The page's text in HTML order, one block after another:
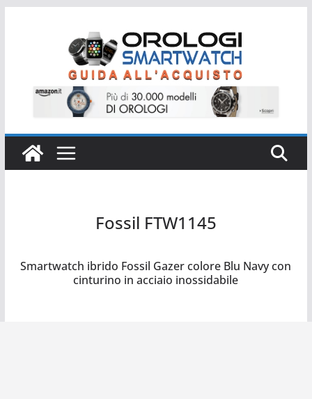
Fossil FTW1145
Smartwatch ibrido Fossil Gazer colore Blu Navy con
cinturino in acciaio inossidabile